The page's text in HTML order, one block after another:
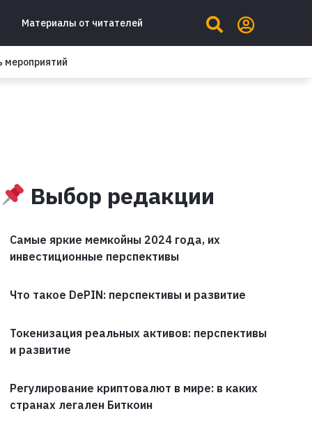
Материалы от читателей
мероприятий
Выбор редакции
Самые яркие мемкойны 2024 года, их
инвестиционные перспективы
Что такое DePIN: перспективы и развитие
Токенизация реальных активов: перспективы
и развитие
Регулирование криптовалют в мире: в каких
странах легален Биткоин